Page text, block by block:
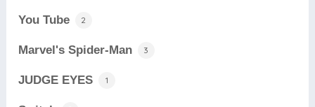
You Tube 2
Marvel's Spider-Man 3
JUDGE EYES 1